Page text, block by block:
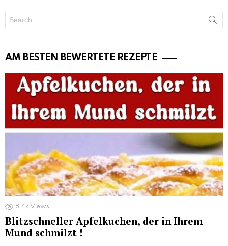
for:
AM BESTEN BEWERTETE REZEPTE
8.4k Views
Blitzschneller Apfelkuchen, der in Ihrem
Mund schmilzt !